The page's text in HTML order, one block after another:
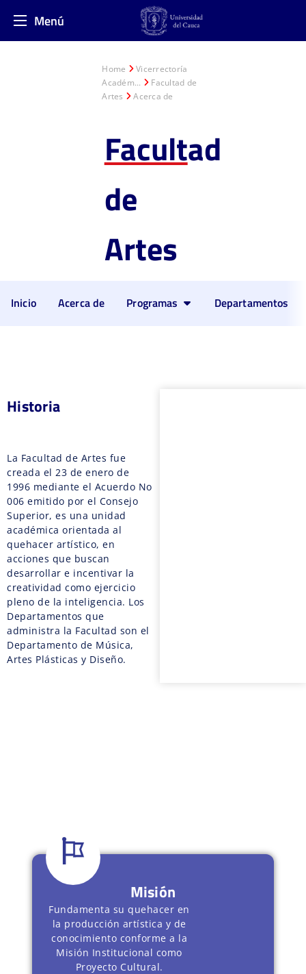
Menú
Home
Vicerrectoría
Académ...
Facultad de
Artes
Acerca de
Facultad
de
Artes
Inicio Acerca de Programas Departamentos
Historia
La Facultad de Artes fue
creada el 23 de enero de
1996 mediante el Acuerdo No
006 emitido por el Consejo
Superior, es una unidad
académica orientada al
quehacer artístico, en
acciones que buscan
desarrollar e incentivar la
creatividad como ejercicio
pleno de la inteligencia. Los
Departamentos que
administra la Facultad son el
Departamento de Música,
Artes Plásticas y Diseño.
Misión
Fundamenta su quehacer en
la producción artística y de
conocimiento conforme a la
Misión Institucional como
Proyecto Cultural.